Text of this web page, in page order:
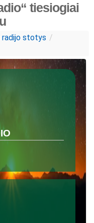
tiesiogiai
radijo stotys /